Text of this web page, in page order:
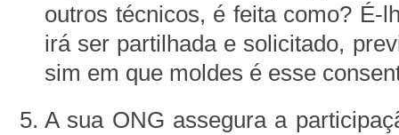
outros técnicos, é feita como? É-
irá ser partilhada e solicitado,
sim em que moldes é esse
A sua ONG assegura a